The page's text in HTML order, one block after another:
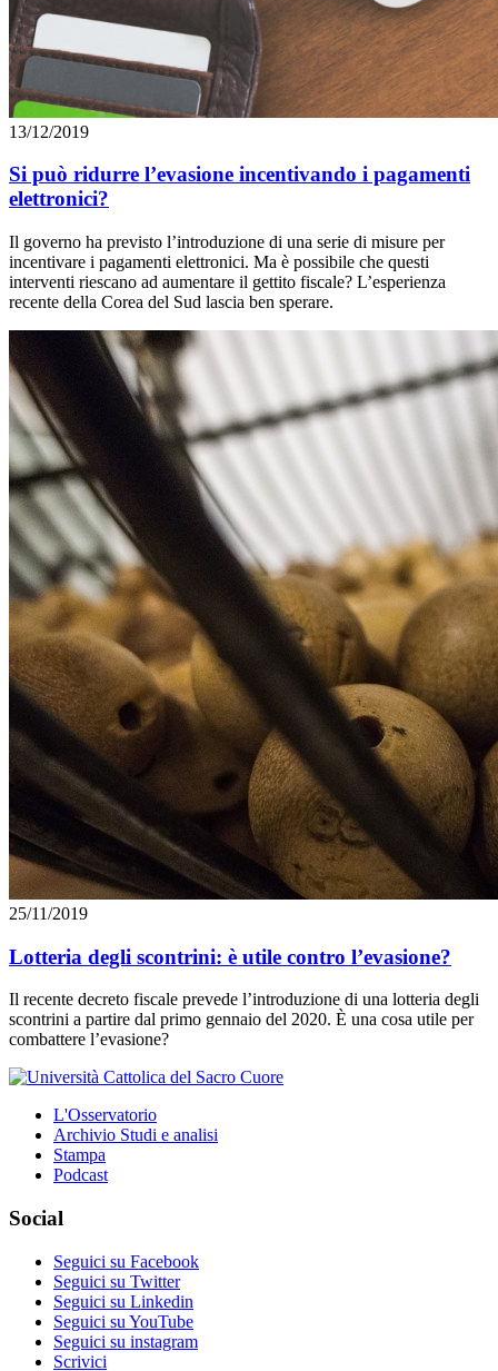
13/12/2019
Si può ridurre l’evasione incentivando i pagamenti
elettronici?
Il governo ha previsto l’introduzione di una serie di misure per
incentivare i pagamenti elettronici. Ma è possibile che questi
interventi riescano ad aumentare il gettito fiscale? L’esperienza
recente della Corea del Sud lascia ben sperare.
25/11/2019
Lotteria degli scontrini: è utile contro l’evasione?
Il recente decreto fiscale prevede l’introduzione di una lotteria degli
scontrini a partire dal primo gennaio del 2020. È una cosa utile per
combattere l’evasione?
L'Osservatorio
Archivio Studi e analisi
Stampa
Podcast
Social
Seguici su Facebook
Seguici su Twitter
Seguici su Linkedin
Seguici su YouTube
Seguici su instagram
Scrivici